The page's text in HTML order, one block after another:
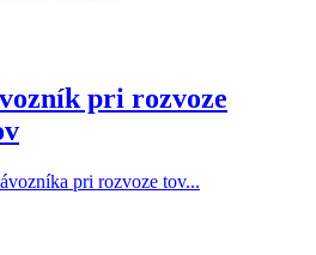
pri rozvoze
pri rozvoze tov...